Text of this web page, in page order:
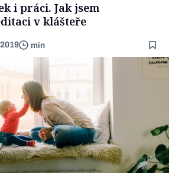
i práci. Jak jsem
v klášteře
min